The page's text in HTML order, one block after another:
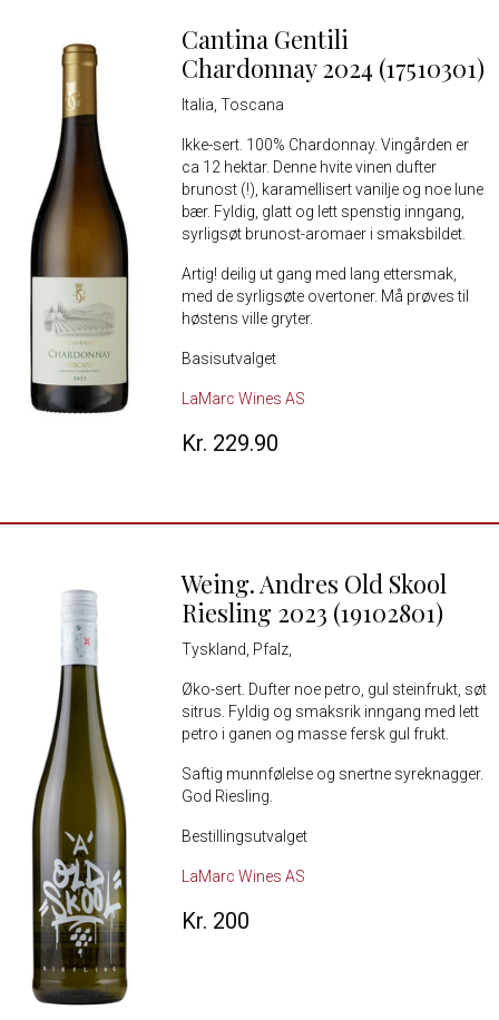
Cantina Gentili
Chardonnay 2024 (17510301)
Italia, Toscana
Ikke-sert. 100% Chardonnay. Vingården er
ca 12 hektar. Denne hvite vinen dufter
brunost (!), karamellisert vanilje og noe lune
bær. Fyldig, glatt og lett spenstig inngang,
syrligsøt brunost-aromaer i smaksbildet.
Artig! deilig ut gang med lang ettersmak,
med de syrligsøte overtoner. Må prøves til
høstens ville gryter.
Basisutvalget
LaMarc Wines AS
Kr. 229.90
Weing. Andres Old Skool
Riesling 2023 (19102801)
Tyskland, Pfalz,
Øko-sert. Dufter noe petro, gul steinfrukt, søt
sitrus. Fyldig og smaksrik inngang med lett
petro i ganen og masse fersk gul frukt.
Saftig munnfølelse og snertne syreknagger.
God Riesling.
Bestillingsutvalget
LaMarc Wines AS
Kr. 200